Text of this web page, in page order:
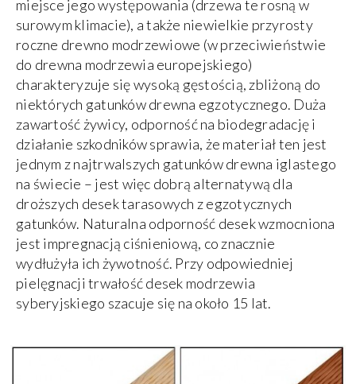
miejsce jego występowania (drzewa te rosną w
surowym klimacie), a także niewielkie przyrosty
roczne drewno modrzewiowe (w przeciwieństwie
do drewna modrzewia europejskiego)
charakteryzuje się wysoką gęstością, zbliżoną do
niektórych gatunków drewna egzotycznego. Duża
zawartość żywicy, odporność na biodegradację i
działanie szkodników sprawia, że materiał ten jest
jednym z najtrwalszych gatunków drewna iglastego
na świecie – jest więc dobrą alternatywą dla
droższych desek tarasowych z egzotycznych
gatunków. Naturalna odporność desek wzmocniona
jest impregnacją ciśnieniową, co znacznie
wydłużyła ich żywotność. Przy odpowiedniej
pielęgnacji trwałość desek modrzewia
syberyjskiego szacuje się na około 15 lat.